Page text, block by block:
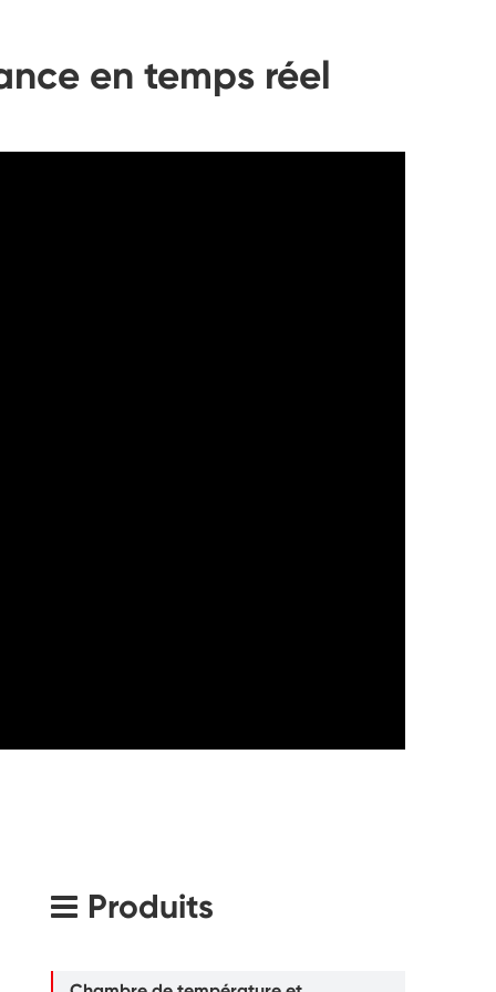
en temps réel
Produits